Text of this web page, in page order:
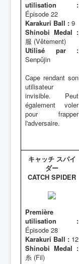
utilisation :
Épisode 22
Karakuri Ball : 9
Shinobi Medal :
服 (Vêtement)
Utilisé par :
Senpûjin
Cape rendant son
utilisateur
invisible. Peut
également voler
pour frapper
l'adversaire.
キャッチ スパイ
ダー
CATCH SPIDER
Première
utilisation :
Épisode 28
Karakuri Ball : 12
Shinobi Medal :
糸 (Fil)